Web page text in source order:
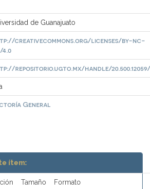
de Guanajuato
creativecommons.org/licenses/by-nc-
4.0
repositorio.ugto.mx/handle/20.500.12059/
General
ítem:
Tamaño Formato